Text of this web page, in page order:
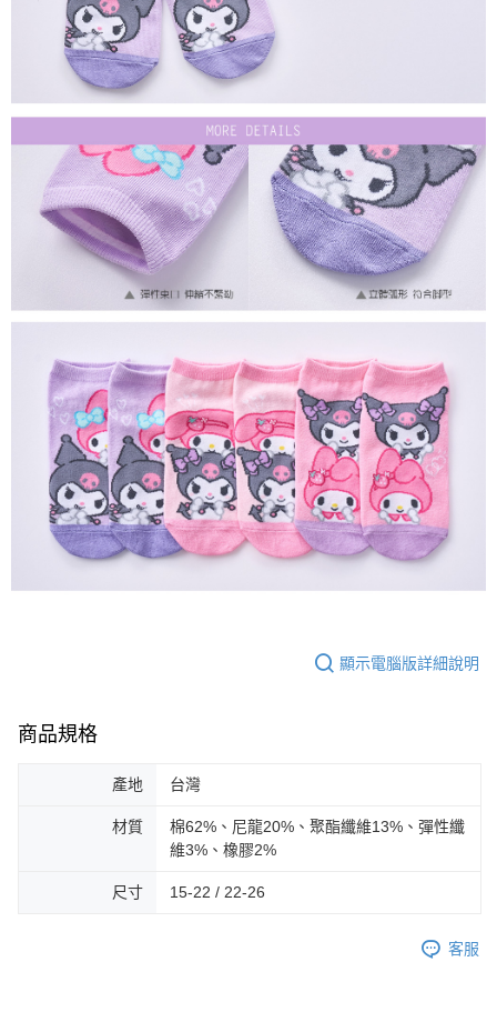
7-11取貨付款
每筆NT$80，滿NT$899(含以上)免運費
付款後7-11取貨
每筆NT$85，滿NT$859(含以上)免運費
顯示電腦版詳細說明
商品規格
產地 台灣
材質
棉62%、尼龍20%、聚酯纖維13%、彈性纖
維3%、橡膠2%
尺寸 15-22 / 22-26
客服